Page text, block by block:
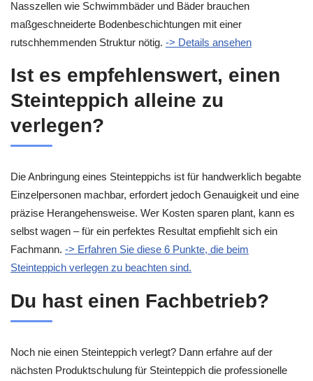
Nasszellen wie Schwimmbäder und Bäder brauchen
maßgeschneiderte Bodenbeschichtungen mit einer
rutschhemmenden Struktur nötig. -> Details ansehen
Ist es empfehlenswert, einen
Steinteppich alleine zu
verlegen?
Die Anbringung eines Steinteppichs ist für handwerklich begabte
Einzelpersonen machbar, erfordert jedoch Genauigkeit und eine
präzise Herangehensweise. Wer Kosten sparen plant, kann es
selbst wagen – für ein perfektes Resultat empfiehlt sich ein
Fachmann. -> Erfahren Sie diese 6 Punkte, die beim
Steinteppich verlegen zu beachten sind.
Du hast einen Fachbetrieb?
Noch nie einen Steinteppich verlegt? Dann erfahre auf der
nächsten Produktschulung für Steinteppich die professionelle